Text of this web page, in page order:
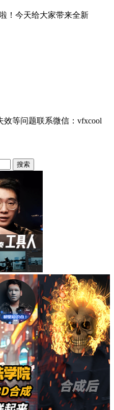
！今天给大家带来全新
等问题联系微信：vfxcool